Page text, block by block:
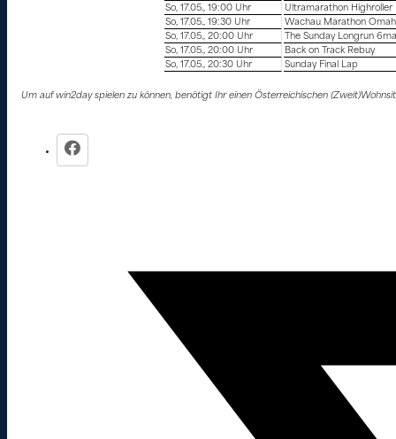
So, 17.05., 19:00 Uhr
Ultramarathon Highroller
So, 17.05., 19:30 Uhr
Wachau Marathon
So, 17.05., 20:00 Uhr
The Sunday Longrun
So, 17.05., 20:00 Uhr
Back on Track Rebuy
So, 17.05., 20:30 Uhr
Sunday Final Lap
Um auf win2day spielen zu können, benötigt Ihr einen Österreichischen